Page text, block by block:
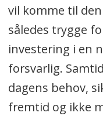
vil komme til
således trygge
investering i en
forsvarlig.
dagens behov,
fremtid og ikke